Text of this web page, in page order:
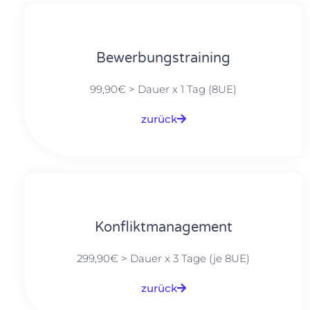
Bewerbungstraining
99,90€ > Dauer x 1 Tag (8UE)
zurück
Konfliktmanagement
299,90€ > Dauer x 3 Tage (je 8UE)
zurück